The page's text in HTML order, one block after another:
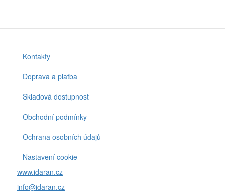
Footer
menu
Kontakty
Doprava a platba
Skladová dostupnost
Obchodní podmínky
Ochrana osobních údajů
Nastavení cookie
www.idaran.cz
info@idaran.cz